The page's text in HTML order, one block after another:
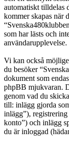
automatiskt tilldelas
kommer skapas när
som har lästs och
användarupplevelse.
Vi kan också
du besöker
dokument som
phpBB mjukvaran.
genom vad du
till: inlägg gjorda
inlägg”),
konto”) och inlägg
du är inloggad